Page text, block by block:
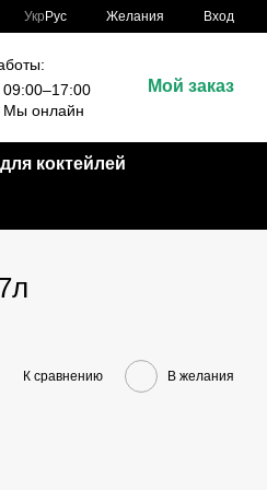
Укр Рус Желания Вход
09:00–17:00
Мы онлайн
Мой заказ
коктейлей
К сравнению В желания